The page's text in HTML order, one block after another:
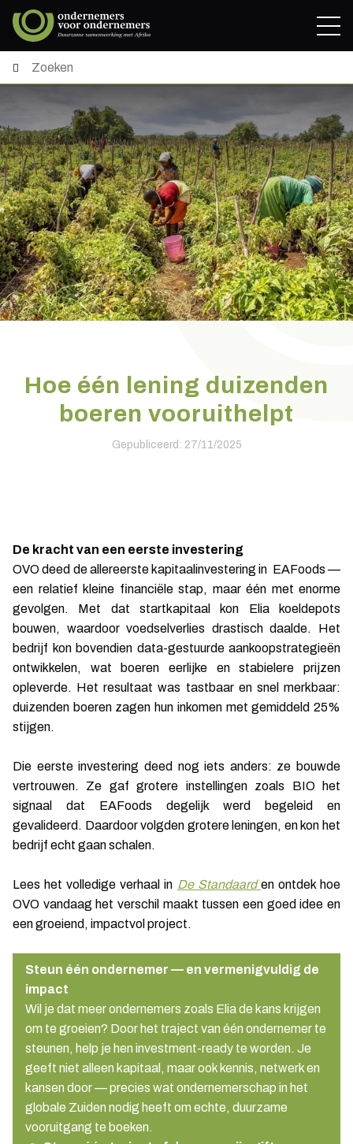
Hoe één lening duizenden
boeren vooruithelpt
Gepubliceerd: 27/11/2025
De kracht van een eerste investering
OVO deed de allereerste kapitaalinvestering in EAFoods —
een relatief kleine financiële stap, maar één met enorme
gevolgen. Met dat startkapitaal kon Elia koeldepots
bouwen, waardoor voedselverlies drastisch daalde. Het
bedrijf kon bovendien data-gestuurde aankoopstrategieën
ontwikkelen, wat boeren eerlijke en stabielere prijzen
opleverde. Het resultaat was tastbaar en snel merkbaar:
duizenden boeren zagen hun inkomen met gemiddeld 25%
stijgen.
Die eerste investering deed nog iets anders: ze bouwde
vertrouwen. Ze gaf grotere instellingen zoals BIO het
signaal dat EAFoods degelijk werd begeleid en
gevalideerd. Daardoor volgden grotere leningen, en kon het
bedrijf echt gaan schalen.
Lees het volledige verhaal in De Standaard en ontdek hoe
OVO vandaag het verschil maakt tussen een goed idee en
een groeiend, impactvol project.
Steun één ondernemer — en vermenigvuldig de
impact
Wil je dat meer ondernemers zoals Elia de kans krijgen
om te groeien? Door het traject van één ondernemer te
steunen, help je hen investment-ready te worden. Je
geeft niet alleen kapitaal, maar ook kennis, netwerk en
kansen door — precies wat ondernemerschap in het
globale Zuiden nodig heeft om echte, duurzame
vooruitgang te boeken.